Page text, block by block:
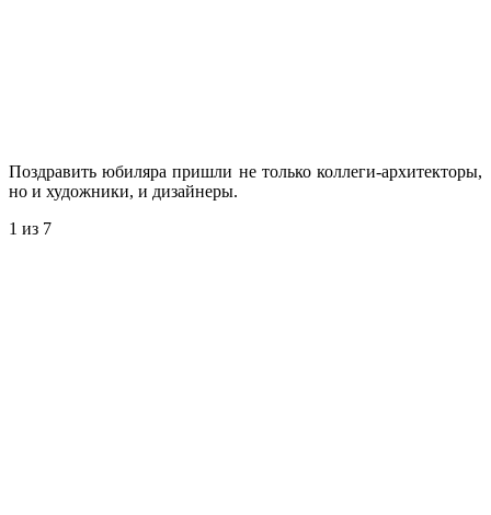
Поздравить юбиляра пришли не только коллеги-архитекторы,
но и художники, и дизайнеры.
1 из 7